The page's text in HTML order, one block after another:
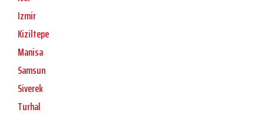
Izmir
Kiziltepe
Manisa
Samsun
Siverek
Turhal